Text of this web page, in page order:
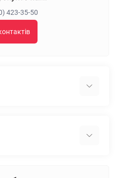
423-35-50